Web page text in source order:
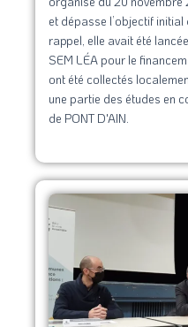
et dépasse l’objectif
rappel, elle avait été
SEM LÉA pour le
ont été collectés
une partie des études en
de PONT D'AIN.